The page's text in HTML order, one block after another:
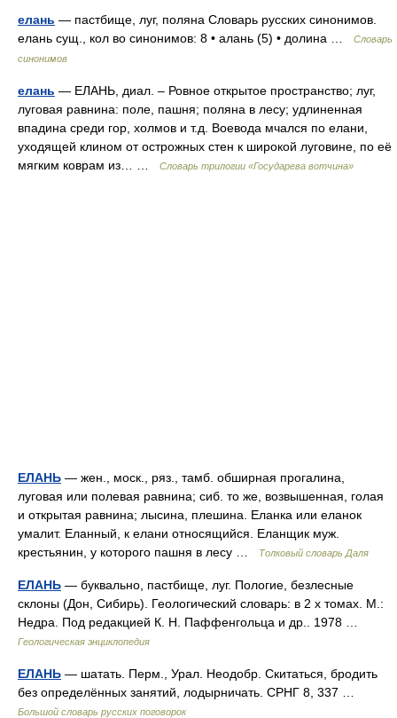
елань — пастбище, луг, поляна Словарь русских синонимов.
елань сущ., кол во синонимов: 8 • алань (5) • долина …
Словарь
синонимов
елань — ЕЛАНЬ, диал. – Ровное открытое пространство; луг,
луговая равнина: поле, пашня; поляна в лесу; удлиненная
впадина среди гор, холмов и т.д. Воевода мчался по елани,
уходящей клином от острожных стен к широкой луговине, по её
мягким коврам из… …
Словарь трилогии «Государева вотчина»
ЕЛАНЬ — жен., моск., ряз., тамб. обширная прогалина,
луговая или полевая равнина; сиб. то же, возвышенная, голая
и открытая равнина; лысина, плешина. Еланка или еланок
умалит. Еланный, к елани относящийся. Еланщик муж.
крестьянин, у которого пашня в лесу …
Толковый словарь Даля
ЕЛАНЬ — буквально, пастбище, луг. Пологие, безлесные
склоны (Дон, Сибирь). Геологический словарь: в 2 х томах. М.:
Недра. Под редакцией К. Н. Паффенгольца и др.. 1978 …
Геологическая энциклопедия
ЕЛАНЬ — шатать. Перм., Урал. Неодобр. Скитаться, бродить
без определённых занятий, лодырничать. СРНГ 8, 337 …
Большой словарь русских поговорок